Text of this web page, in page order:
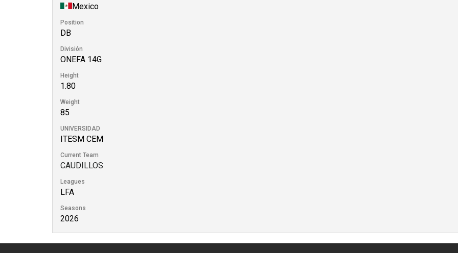
Mexico
Position
DB
División
ONEFA 14G
Height
1.80
Weight
85
UNIVERSIDAD
ITESM CEM
Current Team
CAUDILLOS
Leagues
LFA
Seasons
2026